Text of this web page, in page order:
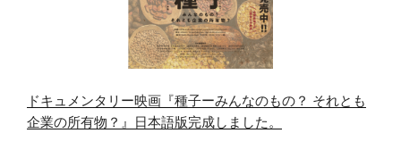
ドキュメンタリー映画『種子ーみんなのもの？ それとも
企業の所有物？』日本語版完成しました。